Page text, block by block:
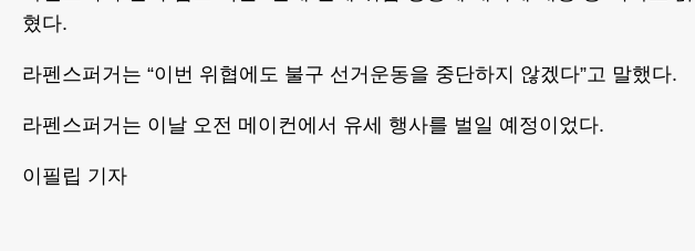
혔다.
라펜스퍼거는 “이번 위협에도 불구 선거운동을 중단하지 않겠다”고 말했다.
라펜스퍼거는 이날 오전 메이컨에서 유세 행사를 벌일 예정이었다.
이필립 기자